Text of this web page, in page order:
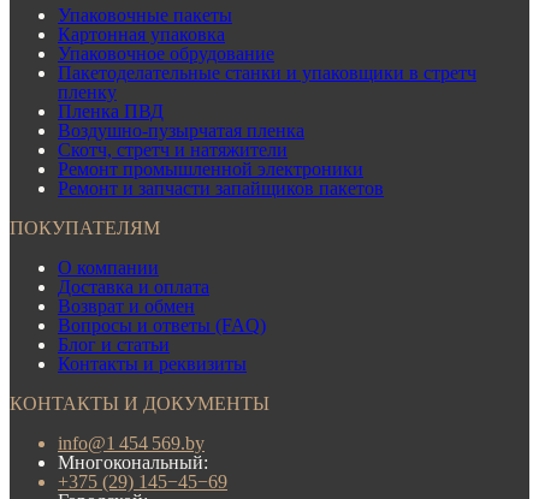
Упаковочные пакеты
Картонная упаковка
Упаковочное обрудование
Пакетоделательные станки и упаковщики в стретч
пленку
Пленка ПВД
Воздушно-пузырчатая пленка
Скотч, стретч и натяжители
Ремонт промышленной электроники
Ремонт и запчасти запайщиков пакетов
ПОКУПАТЕЛЯМ
О компании
Доставка и оплата
Возврат и обмен
Вопросы и ответы (FAQ)
Блог и статьи
Контакты и реквизиты
КОНТАКТЫ И ДОКУМЕНТЫ
info@1 454 569.by
Многокональный:
+375 (29) 145−45−69